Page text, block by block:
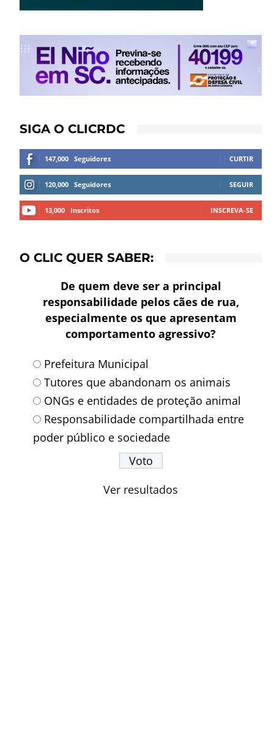
SIGA O CLICRDC
147,000 Seguidores CURTIR
120,000 Seguidores SEGUIR
13,000 Inscritos INSCREVA-SE
O CLIC QUER SABER:
De quem deve ser a principal
responsabilidade pelos cães de rua,
especialmente os que apresentam
comportamento agressivo?
Prefeitura Municipal
Tutores que abandonam os animais
ONGs e entidades de proteção animal
Responsabilidade compartilhada entre
poder público e sociedade
Ver resultados